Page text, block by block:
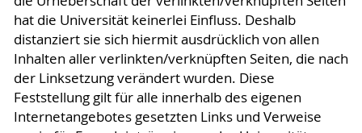
hat die Universität keinerlei Einfluss. Deshalb
distanziert sie sich hiermit ausdrücklich von allen
Inhalten aller verlinkten/verknüpften Seiten, die nach
der Linksetzung verändert wurden. Diese
Feststellung gilt für alle innerhalb des eigenen
Internetangebotes gesetzten Links und Verweise